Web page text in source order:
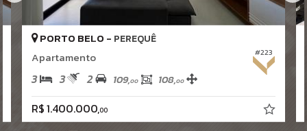
#223
PORTO BELO - PEREQUÊ
Apartamento
3 3 2 109,00 108,00
R$ 1.400.000,00